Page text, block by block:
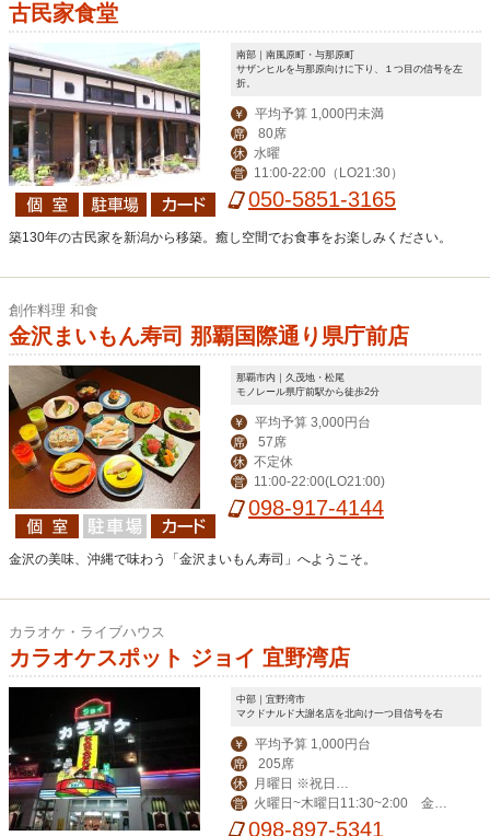
古民家食堂
南部｜南風原町・与那原町
サザンヒルを与那原向けに下り、１つ目の信号を左
折。
￥ 平均予算 1,000円未満
席 80席
休 水曜
営 11:00-22:00（LO21:30）
050-5851-3165
築130年の古民家を新潟から移築。癒し空間でお食事をお楽しみください。
創作料理 和食
金沢まいもん寿司 那覇国際通り県庁前店
那覇市内｜久茂地・松尾
モノレール県庁前駅から徒歩2分
￥ 平均予算 3,000円台
席 57席
休 不定休
営 11:00-22:00(LO21:00)
098-917-4144
金沢の美味、沖縄で味わう「金沢まいもん寿司」へようこそ。
カラオケ・ライブハウス
カラオケスポット ジョイ 宜野湾店
中部｜宜野湾市
マクドナルド大謝名店を北向け一つ目信号を右
￥ 平均予算 1,000円台
席 205席
休
祝前日は営業
営
火曜日~木曜日11:30~2:00 金曜
日11:30~3:00 土曜日11:00~4:00 日
098-897-5341